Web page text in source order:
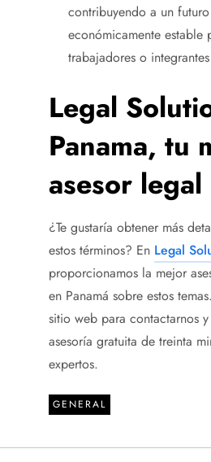
contribuyendo a un
económicamente estable
trabajadores o
Legal
Panama, tu
asesor legal
¿Te gustaría obtener más
estos términos? En Legal
proporcionamos la mejor
en Panamá sobre estos
sitio web para contactarnos
asesoría gratuita de treinta
expertos.
GENERAL